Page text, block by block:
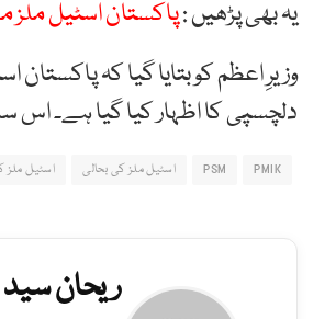
یہ بھی پڑھیں :پاکستان اسٹیل ملز
وزیرِ اعظم کو بتایا گیا کہ
دلچسپی کا اظہار کیا گیا ہے۔ اس
PMIK
PSM اسٹیل ملز کی بحالی اسٹیل ملز
ریحان سید